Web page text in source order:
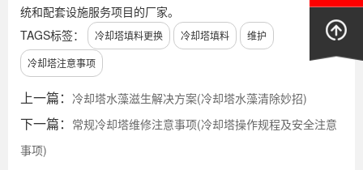
统和配套设施服务项目的厂家。
TAGS标签：
冷却塔填料更换 冷却塔填料
维护
冷却塔注意事项
上一篇： 冷却塔水藻滋生解决方案(冷却塔水藻清除妙招)
下一篇： 常规冷却塔维修注意事项(冷却塔操作规程及安全注意
事项)